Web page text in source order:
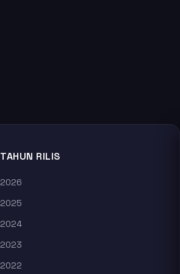
TAHUN RILIS
2026
2025
2024
2023
2022